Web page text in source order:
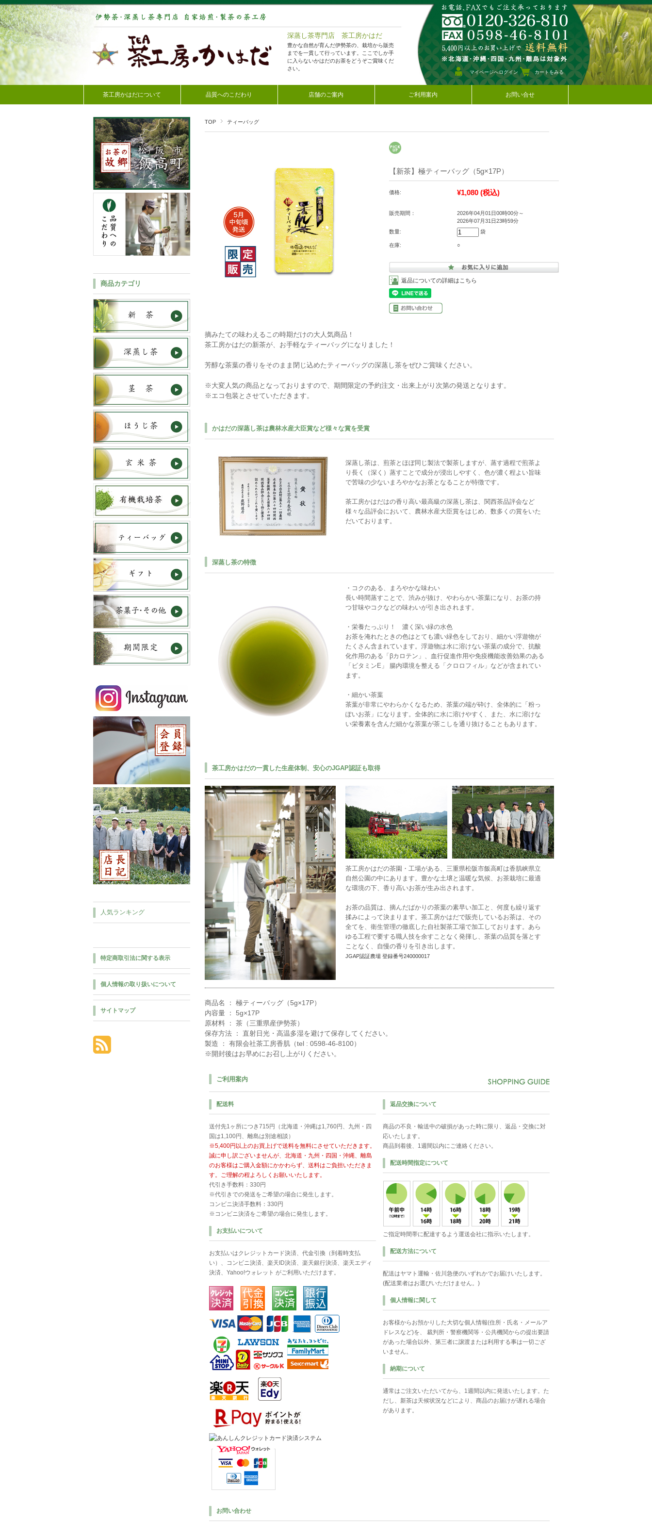
深蒸し茶専門店 茶工房かはだ
豊かな自然が育んだ伊勢茶の、栽培から販売
までを一貫して行っています。ここでしか手
に入らないかはだのお茶をどうぞご賞味くだ
さい。
マイページへログイン カートをみる
茶工房かはだについて 品質へのこだわり 店舗のご案内 ご利用案内 お問い合せ
TOP ティーバッグ
【新茶】極ティーバッグ（5g×17P）
価格: ¥1,080 (税込)
販売期間：
2026年04月01日00時00分～
2026年07月31日23時59分
数量:
袋
在庫: ○
返品についての詳細はこちら
摘みたての味わえるこの時期だけの大人気商品！
茶工房かはだの新茶が、お手軽なティーバッグになりました！
芳醇な茶葉の香りをそのまま閉じ込めたティーバッグの深蒸し茶をぜひご賞味ください。
※大変人気の商品となっておりますので、期間限定の予約注文・出来上がり次第の発送となります。
※エコ包装とさせていただきます。
かはだの深蒸し茶は農林水産大臣賞など様々な賞を受賞
深蒸し茶は、煎茶とほぼ同じ製法で製茶しますが、蒸す過程で煎茶よ
り長く（深く）蒸すことで成分が浸出しやすく、色が濃く程よい旨味
で苦味の少ないまろやかなお茶となることが特徴です。
茶工房かはだはの香り高い最高級の深蒸し茶は、関西茶品評会など
様々な品評会において、農林水産大臣賞をはじめ、数多くの賞をいた
だいております。
深蒸し茶の特徴
・コクのある、まろやかな味わい
長い時間蒸すことで、渋みが抜け、やわらかい茶葉になり、お茶の持
つ甘味やコクなどの味わいが引き出されます。
・栄養たっぷり！ 濃く深い緑の水色
お茶を淹れたときの色はとても濃い緑色をしており、細かい浮遊物が
たくさん含まれています。浮遊物は水に溶けない茶葉の成分で、抗酸
化作用のある「βカロテン」、血行促進作用や免疫機能改善効果のある
「ビタミンE」 腸内環境を整える「クロロフィル」などが含まれてい
ます。
・細かい茶葉
茶葉が非常にやわらかくなるため、茶葉の端が砕け、全体的に「粉っ
ぽいお茶」になります。全体的に水に溶けやすく、また、水に溶けな
い栄養素を含んだ細かな茶葉が茶こしを通り抜けることもあります。
茶工房かはだの一貫した生産体制、安心のJGAP認証も取得
茶工房かはだの茶園・工場がある、三重県松阪市飯高町は香肌峡県立
自然公園の中にあります。豊かな土壌と温暖な気候、お茶栽培に最適
な環境の下、香り高いお茶が生み出されます。
お茶の品質は、摘んだばかりの茶葉の素早い加工と、何度も繰り返す
揉みによって決まります。茶工房かはだで販売しているお茶は、その
全てを、衛生管理の徹底した自社製茶工場で加工しております。あら
ゆる工程で要する職人技を余すことなく発揮し、茶葉の品質を落とす
ことなく、自慢の香りを引き出します。
JGAP認証農場 登録番号240000017
商品名 ： 極ティーバッグ（5g×17P）
内容量 ： 5g×17P
原材料 ： 茶（三重県産伊勢茶）
保存方法 ： 直射日光・高温多湿を避けて保存してください。
製造 ： 有限会社茶工房香肌（tel : 0598-46-8100）
※開封後はお早めにお召し上がりください。
ご利用案内
配送料
送付先1ヶ所につき715円（北海道・沖縄は1,760円、九州・四
国は1,100円、離島は別途相談）
※5,400円以上のお買上げで送料を無料にさせていただきます。
誠に申し訳ございませんが、北海道・九州・四国・沖縄、離島
のお客様はご購入金額にかかわらず、送料はご負担いただきま
す。ご理解の程よろしくお願いいたします。
代引き手数料：330円
※代引きでの発送をご希望の場合に発生します。
コンビニ決済手数料：330円
※コンビニ決済をご希望の場合に発生します。
お支払いについて
お支払いはクレジットカード決済、代金引換（到着時支払
い）、コンビニ決済、楽天ID決済、楽天銀行決済、楽天エディ
決済、Yahoo!ウォレット がご利用いただけます。
返品交換について
商品の不良・輸送中の破損があった時に限り、返品・交換に対
応いたします。
商品到着後、1週間以内にご連絡ください。
配送時間指定について
ご指定時間帯に配達するよう運送会社に指示いたします。
配送方法について
配送はヤマト運輸・佐川急便のいずれかでお届けいたします。
(配送業者はお選びいただけません。)
個人情報に関して
お客様からお預かりした大切な個人情報(住所・氏名・メールア
ドレスなど)を、 裁判所・警察機関等・公共機関からの提出要請
があった場合以外、第三者に譲渡または利用する事は一切ござ
いません。
納期について
通常はご注文いただいてから、1週間以内に発送いたします。た
だし、新茶は天候状況などにより、商品のお届けが遅れる場合
があります。
お問い合わせ
商品カテゴリ
人気ランキング
特定商取引法に関する表示
個人情報の取り扱いについて
サイトマップ